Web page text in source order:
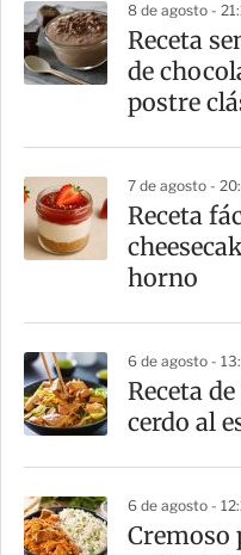
a
r
t
8 de agosto -
Receta
de
postre
7 de agosto -
Receta
horno
6 de agosto -
Receta
cerdo al
6 de agosto -
Cremoso